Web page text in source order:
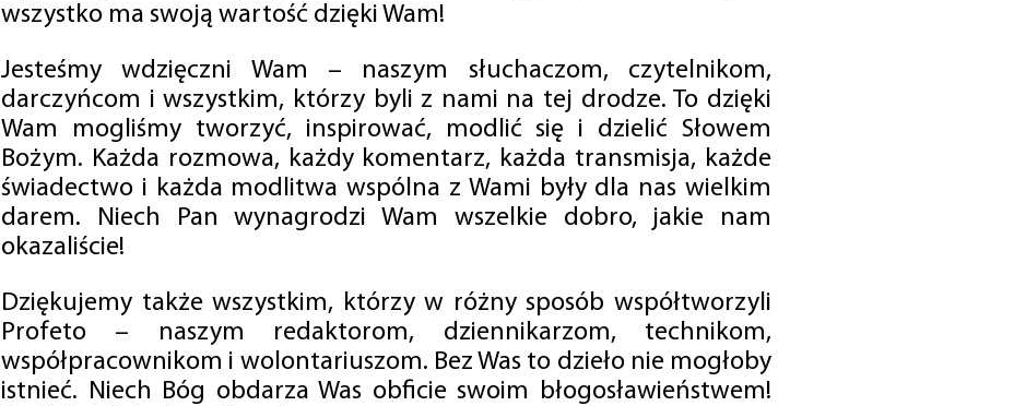
wszystko ma swoją wartość dzięki Wam!
Jesteśmy wdzięczni Wam – naszym słuchaczom, czytelnikom,
darczyńcom i wszystkim, którzy byli z nami na tej drodze. To dzięki
Wam mogliśmy tworzyć, inspirować, modlić się i dzielić Słowem
Bożym. Każda rozmowa, każdy komentarz, każda transmisja, każde
świadectwo i każda modlitwa wspólna z Wami były dla nas wielkim
darem. Niech Pan wynagrodzi Wam wszelkie dobro, jakie nam
okazaliście!
Dziękujemy także wszystkim, którzy w różny sposób współtworzyli
Profeto – naszym redaktorom, dziennikarzom, technikom,
współpracownikom i wolontariuszom. Bez Was to dzieło nie mogłoby
istnieć. Niech Bóg obdarza Was obficie swoim błogosławieństwem!